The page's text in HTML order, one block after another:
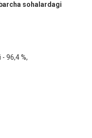
sohalardagi
- 96,4 %,